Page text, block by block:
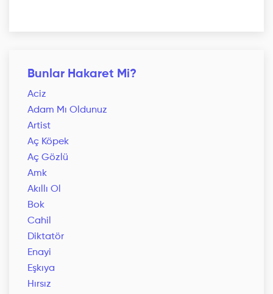
Bunlar Hakaret Mi?
Aciz
Adam Mı Oldunuz
Artist
Aç Köpek
Aç Gözlü
Amk
Akıllı Ol
Bok
Cahil
Diktatör
Enayi
Eşkıya
Hırsız